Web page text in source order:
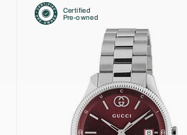
Certified
Pre-owned